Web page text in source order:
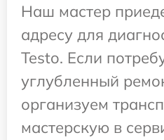
Наш мастер
адресу для
Testo. Если
углубленный
организуем
мастерскую в